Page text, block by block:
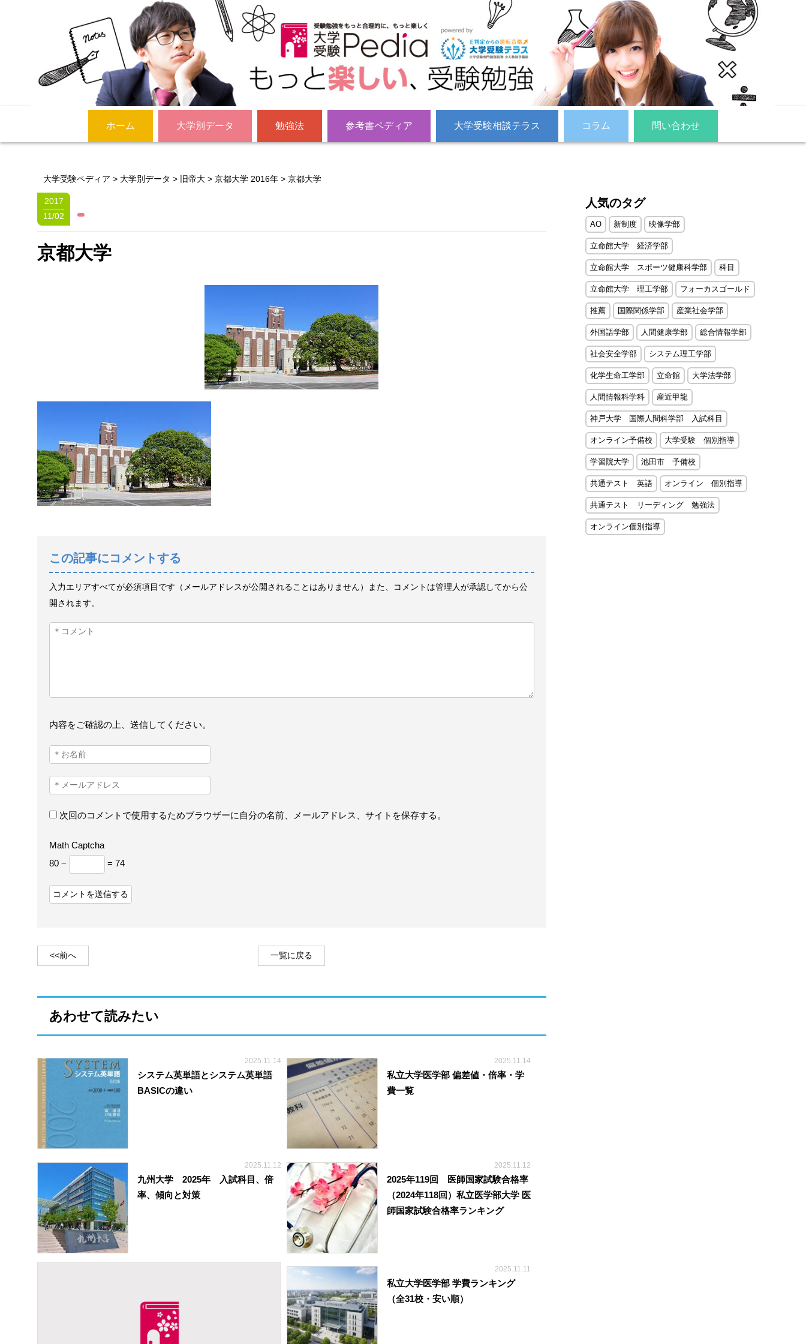
ホーム 大学別データ 勉強法 参考書ペディア 大学受験相談テラス コラム 問い合わせ
大学受験ペディア > 大学別データ > 旧帝大 > 京都大学 2016年 > 京都大学
2017
11/02
京都大学
この記事にコメントする
入力エリアすべてが必須項目です（メールアドレスが公開されることはありません）また、コメントは管理人が承認してから公
開されます。
内容をご確認の上、送信してください。
次回のコメントで使用するためブラウザーに自分の名前、メールアドレス、サイトを保存する。
Math Captcha
80 −
= 74
<<前へ 一覧に戻る
あわせて読みたい
2025.11.14
システム英単語とシステム英単語
BASICの違い
2025.11.14
私立大学医学部 偏差値・倍率・学
費一覧
2025.11.12
九州大学 2025年 入試科目、倍
率、傾向と対策
2025.11.12
2025年119回 医師国家試験合格率
（2024年118回）私立医学部大学 医
師国家試験合格率ランキング
2025.11.11
私立大学医学部 学費ランキング
（全31校・安い順）
人気のタグ
AO 新制度 映像学部
立命館大学 経済学部
立命館大学 スポーツ健康科学部 科目
立命館大学 理工学部 フォーカスゴールド
推薦 国際関係学部 産業社会学部
外国語学部 人間健康学部 総合情報学部
社会安全学部 システム理工学部
化学生命工学部 立命館 大学法学部
人間情報科学科 産近甲龍
神戸大学 国際人間科学部 入試科目
オンライン予備校 大学受験 個別指導
学習院大学 池田市 予備校
共通テスト 英語 オンライン 個別指導
共通テスト リーディング 勉強法
オンライン個別指導